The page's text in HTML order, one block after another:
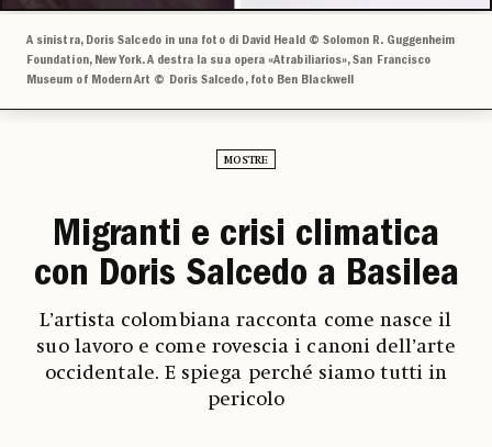
A sinistra, Doris Salcedo in una foto di David Heald © Solomon R. Guggenheim
Foundation, New York. A destra la sua opera «Atrabiliarios», San Francisco
Museum of Modern Art © Doris Salcedo, foto Ben Blackwell
MOSTRE
Migranti e crisi climatica
con Doris Salcedo a Basilea
L’artista colombiana racconta come nasce il
suo lavoro e come rovescia i canoni dell’arte
occidentale. E spiega perché siamo tutti in
pericolo